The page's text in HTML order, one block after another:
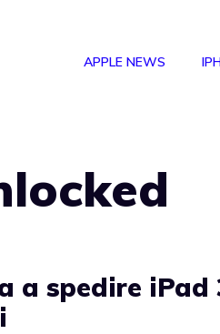
APPLE NEWS
a spedire iPad